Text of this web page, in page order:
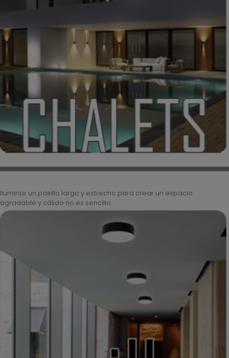
Iluminar un pasillo largo y estrecho para crear un espacio
agradable y cálido no es sencillo.